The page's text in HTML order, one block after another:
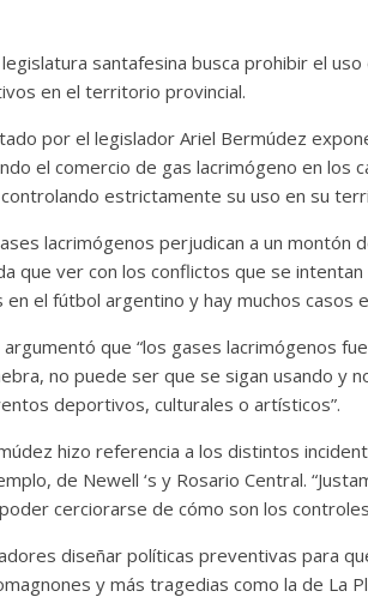
santafesina busca prohibir el
en el territorio provincial.
por el legislador Ariel Bermúdez
el comercio de gas lacrimógeno en los
estrictamente su uso en su
lacrimógenos perjudican a un montón
que ver con los conflictos que se
el fútbol argentino y hay muchos casos
que “los gases lacrimógenos
no puede ser que se sigan usando y
deportivos, culturales o artísticos”.
hizo referencia a los distintos
de Newell ‘s y Rosario Central.
cerciorarse de cómo son los
diseñar políticas preventivas para
y más tragedias como la de La